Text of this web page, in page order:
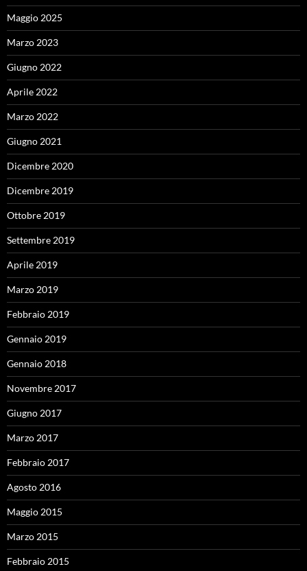
Maggio 2025
Marzo 2023
Giugno 2022
Aprile 2022
Marzo 2022
Giugno 2021
Dicembre 2020
Dicembre 2019
Ottobre 2019
Settembre 2019
Aprile 2019
Marzo 2019
Febbraio 2019
Gennaio 2019
Gennaio 2018
Novembre 2017
Giugno 2017
Marzo 2017
Febbraio 2017
Agosto 2016
Maggio 2015
Marzo 2015
Febbraio 2015